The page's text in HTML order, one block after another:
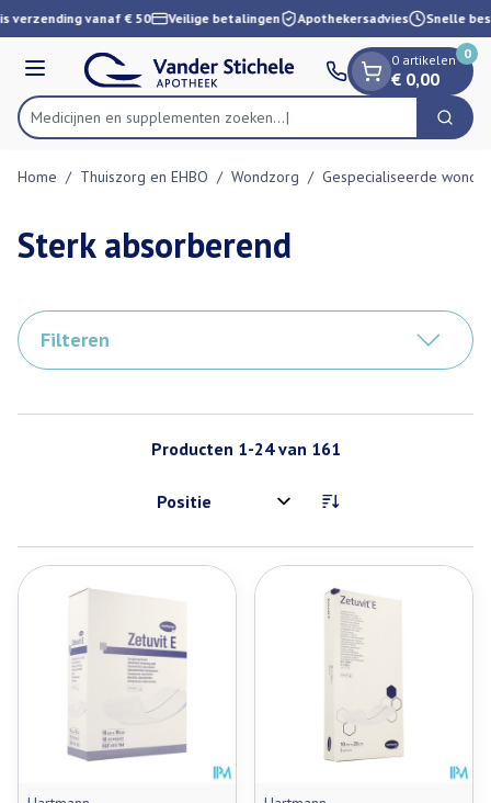
Ga naar de inhoud
1 van 1
verzending vanaf € 50 Veilige betalingen Apothekersadvies Snelle
Menu
Product, merk, categorie...
Medicijnen en supplement Zoek
0 artikelen
€ 0,00
0
Home / Thuiszorg en EHBO / Wondzorg / Gespecialiseerde
Sterk absorberend
Filteren
Producten 1-24van 161
Sorteer op: